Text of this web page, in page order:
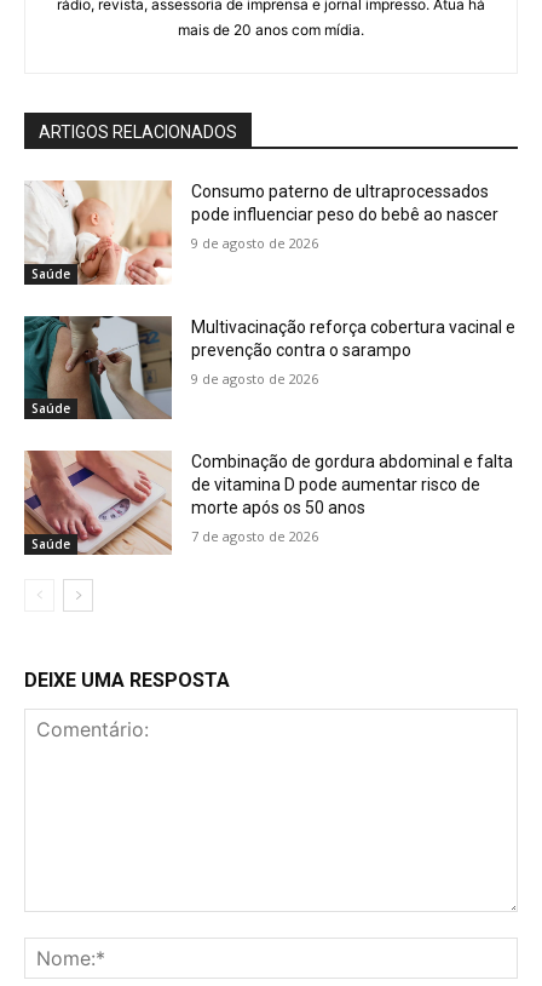
rádio, revista, assessoria de imprensa e jornal impresso. Atua há
mais de 20 anos com mídia.
ARTIGOS RELACIONADOS
Saúde
Consumo paterno de ultraprocessados
pode influenciar peso do bebê ao nascer
9 de agosto de 2026
Saúde
Multivacinação reforça cobertura vacinal e
prevenção contra o sarampo
9 de agosto de 2026
Saúde
Combinação de gordura abdominal e falta
de vitamina D pode aumentar risco de
morte após os 50 anos
7 de agosto de 2026
DEIXE UMA RESPOSTA